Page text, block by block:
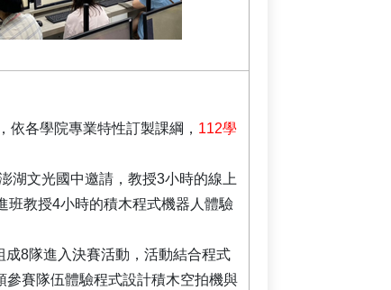
各學院專業特性訂製課綱， 112學
湖文光國中邀請，教授3小時的線上
班教授4小時的積木程式機器人體驗
8隊進入決賽活動，活動結合程式
賽隊伍體驗程式設計積木空拍機與